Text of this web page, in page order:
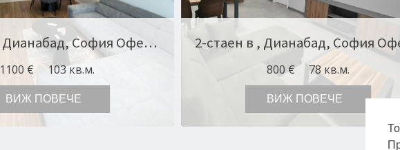
2-стаен в , Дианабад, София Оферта № 10448
1100 € 103 кв.м.
ВИЖ ПОВЕЧЕ
800 € 78 кв.м.
ВИЖ ПОВЕЧЕ